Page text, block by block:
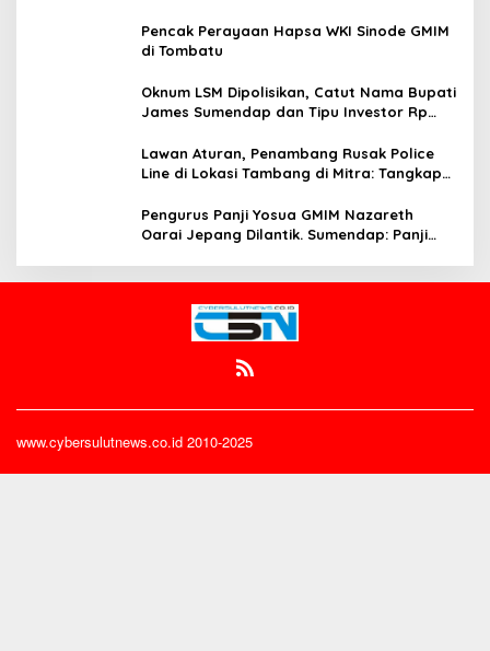
Pencak Perayaan Hapsa WKI Sinode GMIM
di Tombatu
Oknum LSM Dipolisikan, Catut Nama Bupati
James Sumendap dan Tipu Investor Rp
Lawan Aturan, Penambang Rusak Police
Line di Lokasi Tambang di Mitra: Tangkap
Pengurus Panji Yosua GMIM Nazareth
Oarai Jepang Dilantik. Sumendap: Panji
www.cybersulutnews.co.id 2010-2025